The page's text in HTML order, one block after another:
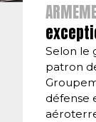
Selon le
patron
défense